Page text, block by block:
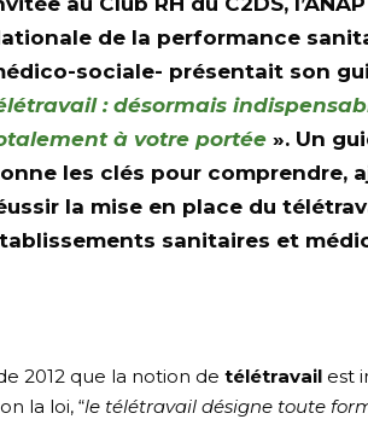
de la performance
sociale- présentait son
: désormais
à votre portée ». Un
les clés pour comprendre,
la mise en place du
sanitaires et
2012 que la notion de télétravail est
la loi, “le télétravail désigne toute